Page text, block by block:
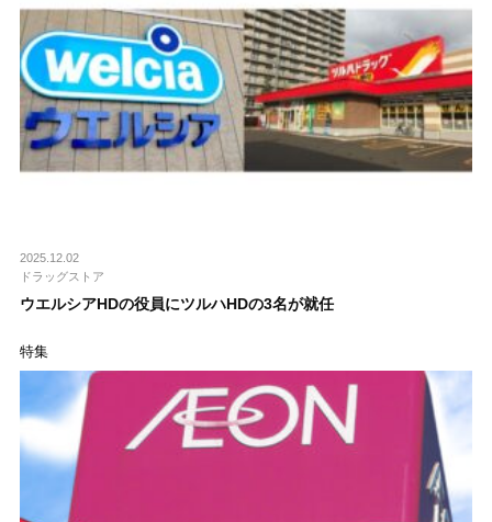
2025.12.02
ドラッグストア
ウエルシアHDの役員にツルハHDの3名が就任
特集